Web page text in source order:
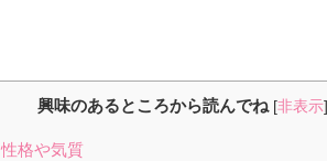
興味のあるところから読んでね [非表示]
性格や気質